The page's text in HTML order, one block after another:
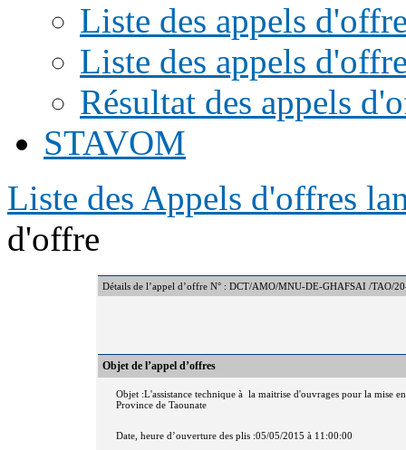
Liste des appels
Liste des appels
Résultat des appels
STAVOM
Liste des Appels d'offres
d'offre
Détails de l’appel d’offre N° : DCT/AMO/MNU-DE-GHAFSAI /TAO/
Objet de l’appel d’offres
Objet :L'assistance technique à la maitrise d'ouvrages pour la mise
Province de Taounate
Date, heure d’ouverture des plis :05/05/2015 à 11:00:00